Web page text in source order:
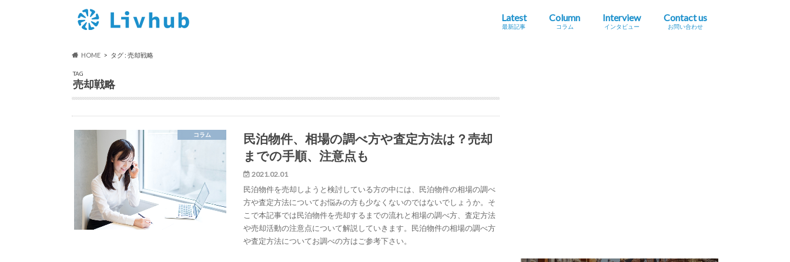
Latest
最新記事
Column
コラム
Interview
インタビュー
Contact us
お問い合わせ
HOME タグ : 売却戦略
TAG
売却戦略
コラム
民泊物件、相場の調べ方や査定方法は？売却
までの手順、注意点も
2021.02.01
民泊物件を売却しようと検討している方の中には、民泊物件の相場の調べ
方や査定方法についてお悩みの方も少なくないのではないでしょうか。そ
こで本記事では民泊物件を売却するまでの流れと相場の調べ方、査定方法
や売却活動の注意点について解説していきます。民泊物件の相場の調べ方
や査定方法についてお調べの方はご参考下さい。